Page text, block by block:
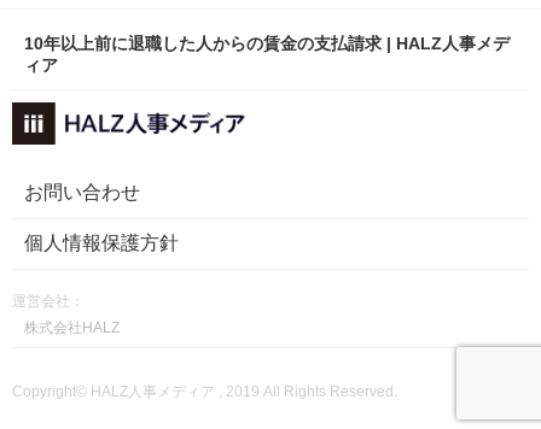
10年以上前に退職した人からの賃金の支払請求 | HALZ人事メデ
ィア
お問い合わせ
個人情報保護方針
運営会社：
株式会社HALZ
Copyright© HALZ人事メディア , 2019 All Rights Reserved.